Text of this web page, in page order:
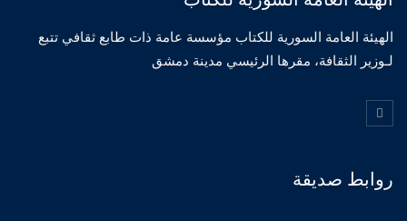
الهيئة العامة السورية للكتاب مؤسسة عامة ذات طابع ثقافي تتبع
لـوزير الثقافة، مقرها الرئيسي مدينة دمشق
روابط صديقة